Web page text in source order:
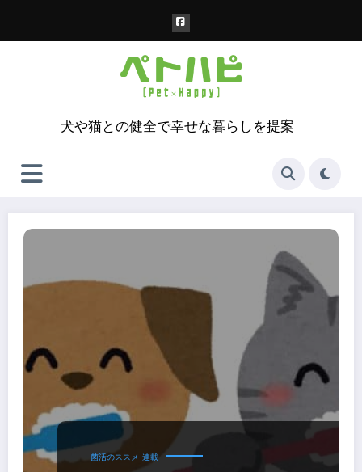
犬や猫との健全で幸せな暮らしを提案
菌活のススメ 連載